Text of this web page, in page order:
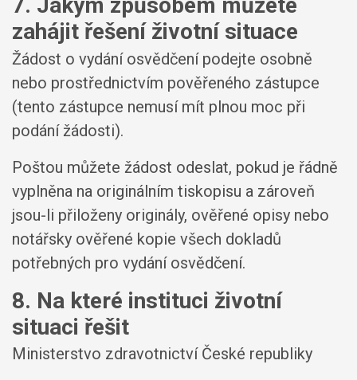
zahájit řešení životní situace
Žádost o vydání osvědčení podejte osobně
nebo prostřednictvím pověřeného zástupce
(tento zástupce nemusí mít plnou moc při
podání žádosti).
Poštou můžete žádost odeslat, pokud je řádně
vyplněna na originálním tiskopisu a zároveň
jsou-li přiloženy originály, ověřené opisy nebo
notářsky ověřené kopie všech dokladů
potřebných pro vydání osvědčení.
8. Na které instituci životní
situaci řešit
Ministerstvo zdravotnictví České republiky